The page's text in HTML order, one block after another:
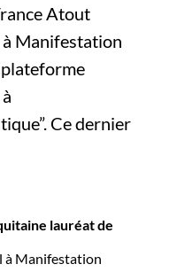
Atout
à Manifestation
Ce dernier
lauréat de
à Manifestation